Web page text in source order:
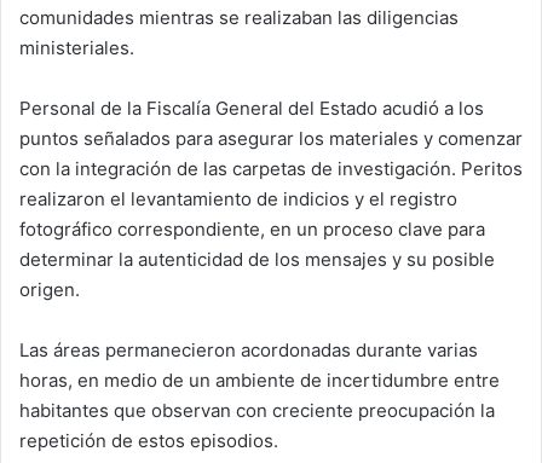
comunidades mientras se realizaban las diligencias
ministeriales.
Personal de la Fiscalía General del Estado acudió a los
puntos señalados para asegurar los materiales y comenzar
con la integración de las carpetas de investigación. Peritos
realizaron el levantamiento de indicios y el registro
fotográfico correspondiente, en un proceso clave para
determinar la autenticidad de los mensajes y su posible
origen.
Las áreas permanecieron acordonadas durante varias
horas, en medio de un ambiente de incertidumbre entre
habitantes que observan con creciente preocupación la
repetición de estos episodios.